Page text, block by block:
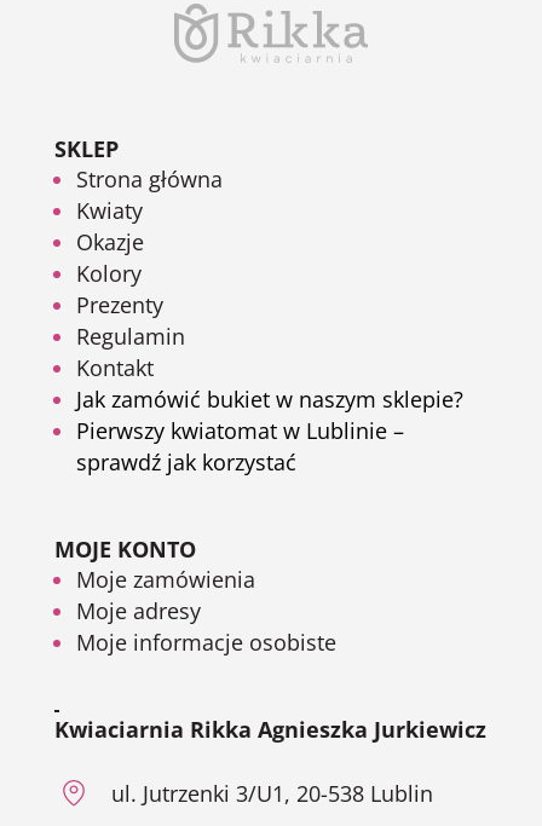
SKLEP
Strona główna
Kwiaty
Okazje
Kolory
Prezenty
Regulamin
Kontakt
Jak zamówić bukiet w naszym sklepie?
Pierwszy kwiatomat w Lublinie –
sprawdź jak korzystać
MOJE KONTO
Moje zamówienia
Moje adresy
Moje informacje osobiste
Kwiaciarnia Rikka Agnieszka Jurkiewicz
ul. Jutrzenki 3/U1, 20-538 Lublin